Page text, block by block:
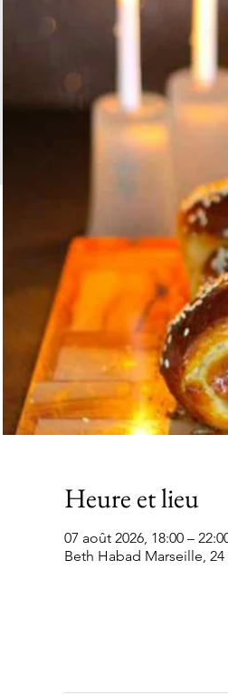
Heure et lieu
07 août 2026, 18:00 –
Beth Habad Marseille,